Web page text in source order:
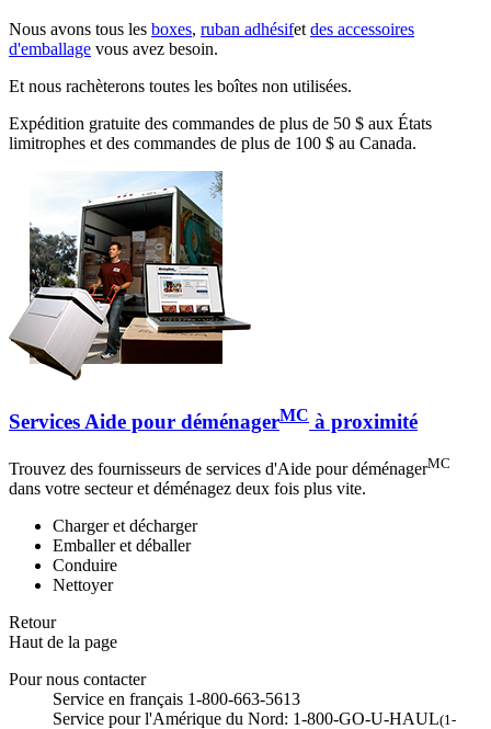
Nous avons tous les boxes, ruban adhésifet des accessoires
d'emballage vous avez besoin.
Et nous rachèterons toutes les boîtes non utilisées.
Expédition gratuite des commandes de plus de 50 $ aux États
limitrophes et des commandes de plus de 100 $ au Canada.
Services Aide pour déménagerMC à proximité
Trouvez des fournisseurs de services d'Aide pour déménagerMC
dans votre secteur et déménagez deux fois plus vite.
Charger et décharger
Emballer et déballer
Conduire
Nettoyer
Retour
Haut de la page
Pour nous contacter
Service en français 1-800-663-5613
Service pour l'Amérique du Nord: 1-800-GO-U-HAUL(1-